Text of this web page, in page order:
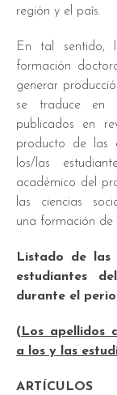
región y el país.
En tal sentido,
formación
generar
se traduce en
publicados en
producto de las
los/las
académico del
las ciencias
una formación
Listado de las
estudiantes
durante el
(Los apellidos
a los y las
ARTÍCULOS